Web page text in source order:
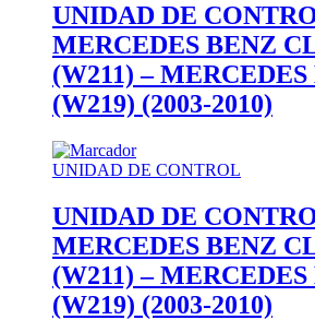
UNIDAD DE
MERCEDES BENZ
(W211) –
(W219) (2003-2010)
UNIDAD DE CONTROL
UNIDAD DE
MERCEDES BENZ
(W211) –
(W219) (2003-2010)